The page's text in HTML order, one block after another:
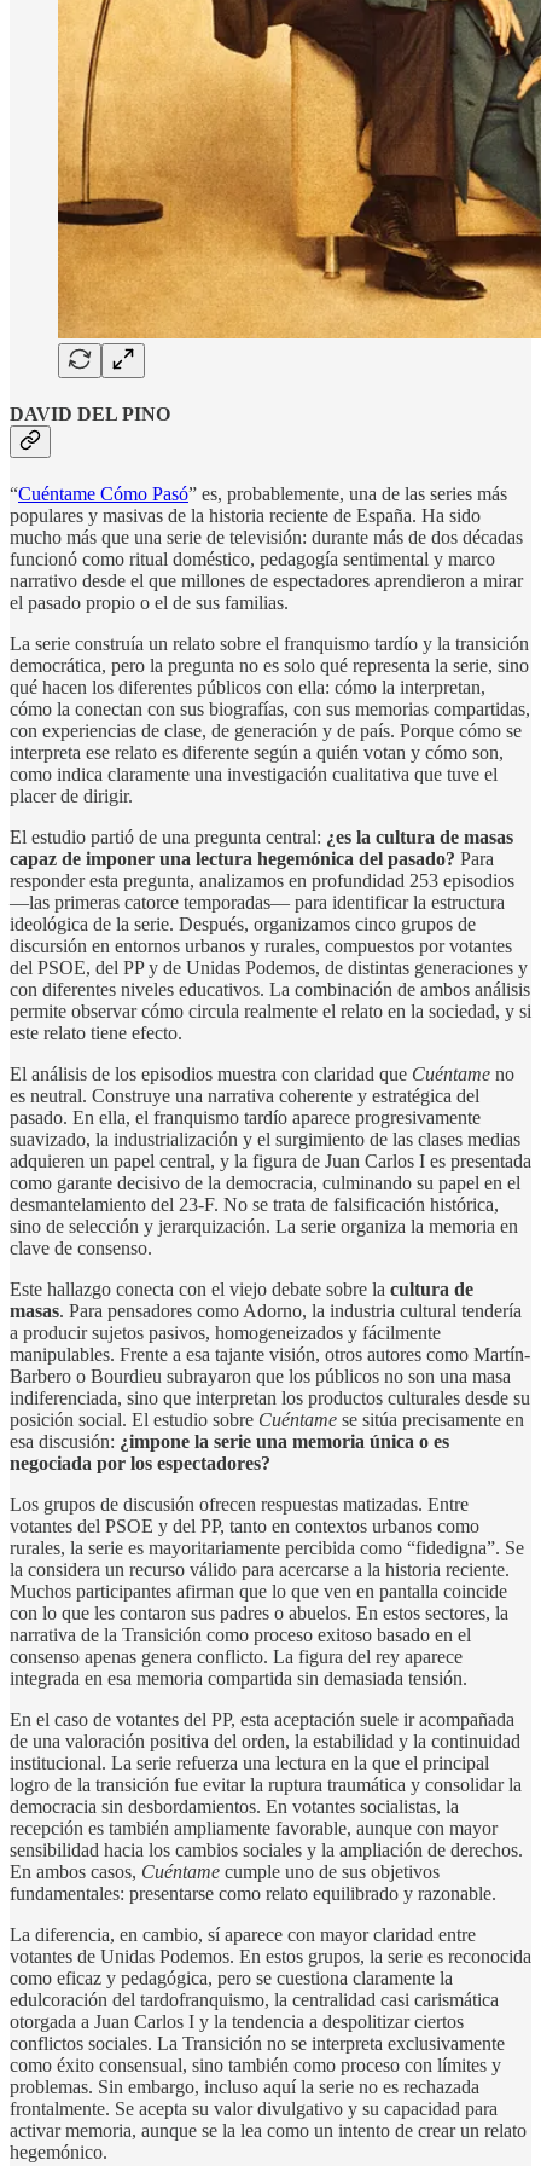
DAVID DEL PINO
“Cuéntame Cómo Pasó” es, probablemente, una de las series más
populares y masivas de la historia reciente de España. Ha sido
mucho más que una serie de televisión: durante más de dos décadas
funcionó como ritual doméstico, pedagogía sentimental y marco
narrativo desde el que millones de espectadores aprendieron a mirar
el pasado propio o el de sus familias.
La serie construía un relato sobre el franquismo tardío y la transición
democrática, pero la pregunta no es solo qué representa la serie, sino
qué hacen los diferentes públicos con ella: cómo la interpretan,
cómo la conectan con sus biografías, con sus memorias compartidas,
con experiencias de clase, de generación y de país. Porque cómo se
interpreta ese relato es diferente según a quién votan y cómo son,
como indica claramente una investigación cualitativa que tuve el
placer de dirigir.
El estudio partió de una pregunta central: ¿es la cultura de masas
capaz de imponer una lectura hegemónica del pasado? Para
responder esta pregunta, analizamos en profundidad 253 episodios
—las primeras catorce temporadas— para identificar la estructura
ideológica de la serie. Después, organizamos cinco grupos de
discursión en entornos urbanos y rurales, compuestos por votantes
del PSOE, del PP y de Unidas Podemos, de distintas generaciones y
con diferentes niveles educativos. La combinación de ambos análisis
permite observar cómo circula realmente el relato en la sociedad, y si
este relato tiene efecto.
El análisis de los episodios muestra con claridad que Cuéntame no
es neutral. Construye una narrativa coherente y estratégica del
pasado. En ella, el franquismo tardío aparece progresivamente
suavizado, la industrialización y el surgimiento de las clases medias
adquieren un papel central, y la figura de Juan Carlos I es presentada
como garante decisivo de la democracia, culminando su papel en el
desmantelamiento del 23-F. No se trata de falsificación histórica,
sino de selección y jerarquización. La serie organiza la memoria en
clave de consenso.
Este hallazgo conecta con el viejo debate sobre la cultura de
masas. Para pensadores como Adorno, la industria cultural tendería
a producir sujetos pasivos, homogeneizados y fácilmente
manipulables. Frente a esa tajante visión, otros autores como Martín-
Barbero o Bourdieu subrayaron que los públicos no son una masa
indiferenciada, sino que interpretan los productos culturales desde su
posición social. El estudio sobre Cuéntame se sitúa precisamente en
esa discusión: ¿impone la serie una memoria única o es
negociada por los espectadores?
Los grupos de discusión ofrecen respuestas matizadas. Entre
votantes del PSOE y del PP, tanto en contextos urbanos como
rurales, la serie es mayoritariamente percibida como “fidedigna”. Se
la considera un recurso válido para acercarse a la historia reciente.
Muchos participantes afirman que lo que ven en pantalla coincide
con lo que les contaron sus padres o abuelos. En estos sectores, la
narrativa de la Transición como proceso exitoso basado en el
consenso apenas genera conflicto. La figura del rey aparece
integrada en esa memoria compartida sin demasiada tensión.
En el caso de votantes del PP, esta aceptación suele ir acompañada
de una valoración positiva del orden, la estabilidad y la continuidad
institucional. La serie refuerza una lectura en la que el principal
logro de la transición fue evitar la ruptura traumática y consolidar la
democracia sin desbordamientos. En votantes socialistas, la
recepción es también ampliamente favorable, aunque con mayor
sensibilidad hacia los cambios sociales y la ampliación de derechos.
En ambos casos, Cuéntame cumple uno de sus objetivos
fundamentales: presentarse como relato equilibrado y razonable.
La diferencia, en cambio, sí aparece con mayor claridad entre
votantes de Unidas Podemos. En estos grupos, la serie es reconocida
como eficaz y pedagógica, pero se cuestiona claramente la
edulcoración del tardofranquismo, la centralidad casi carismática
otorgada a Juan Carlos I y la tendencia a despolitizar ciertos
conflictos sociales. La Transición no se interpreta exclusivamente
como éxito consensual, sino también como proceso con límites y
problemas. Sin embargo, incluso aquí la serie no es rechazada
frontalmente. Se acepta su valor divulgativo y su capacidad para
activar memoria, aunque se la lea como un intento de crear un relato
hegemónico.